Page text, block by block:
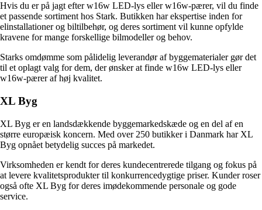
Hvis du er på jagt efter w16w LED-lys eller w16w-pærer, vil du finde
et passende sortiment hos Stark. Butikken har ekspertise inden for
elinstallationer og biltilbehør, og deres sortiment vil kunne opfylde
kravene for mange forskellige bilmodeller og behov.
Starks omdømme som pålidelig leverandør af byggematerialer gør det
til et oplagt valg for dem, der ønsker at finde w16w LED-lys eller
w16w-pærer af høj kvalitet.
XL Byg
XL Byg er en landsdækkende byggemarkedskæde og en del af en
større europæisk koncern. Med over 250 butikker i Danmark har XL
Byg opnået betydelig succes på markedet.
Virksomheden er kendt for deres kundecentrerede tilgang og fokus på
at levere kvalitetsprodukter til konkurrencedygtige priser. Kunder roser
også ofte XL Byg for deres imødekommende personale og gode
service.